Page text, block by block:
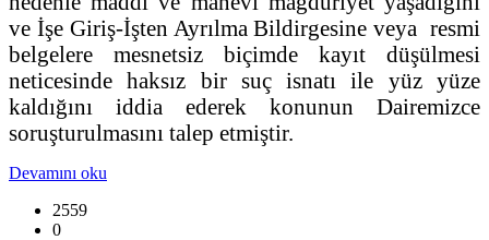
ve İşe Giriş-İşten Ayrılma Bildirgesine veya resmi
belgelere mesnetsiz biçimde kayıt düşülmesi
neticesinde haksız bir suç isnatı ile yüz yüze
kaldığını iddia ederek konunun Dairemizce
soruşturulmasını talep etmiştir.
Devamını oku
2559
0